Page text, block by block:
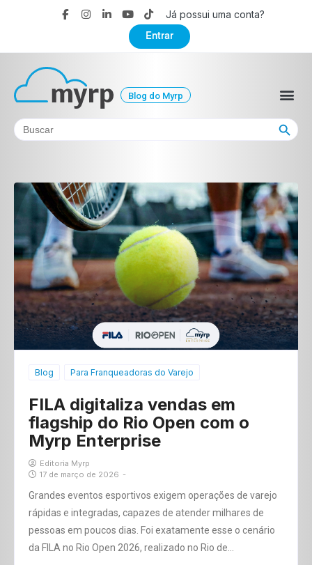
Já possui uma conta?
Entrar
Blog do Myrp
Search
for:
Search Button
Blog Para Franqueadoras do Varejo
FILA digitaliza vendas em
flagship do Rio Open com o
Myrp Enterprise
Editoria Myrp
17 de março de 2026 -
Grandes eventos esportivos exigem operações de varejo
rápidas e integradas, capazes de atender milhares de
pessoas em poucos dias. Foi exatamente esse o cenário
da FILA no Rio Open 2026, realizado no Rio de…